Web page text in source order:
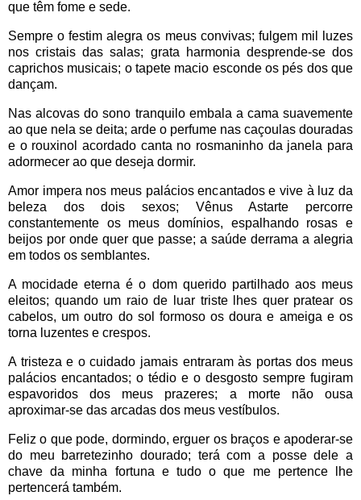
que têm fome e sede.
Sempre o festim alegra os meus convivas; fulgem mil luzes
nos cristais das salas; grata harmonia desprende-se dos
caprichos musicais; o tapete macio esconde os pés dos que
dançam.
Nas alcovas do sono tranquilo embala a cama suavemente
ao que nela se deita; arde o perfume nas caçoulas douradas
e o rouxinol acordado canta no rosmaninho da janela para
adormecer ao que deseja dormir.
Amor impera nos meus palácios encantados e vive à luz da
beleza dos dois sexos; Vênus Astarte percorre
constantemente os meus domínios, espalhando rosas e
beijos por onde quer que passe; a saúde derrama a alegria
em todos os semblantes.
A mocidade eterna é o dom querido partilhado aos meus
eleitos; quando um raio de luar triste lhes quer pratear os
cabelos, um outro do sol formoso os doura e ameiga e os
torna luzentes e crespos.
A tristeza e o cuidado jamais entraram às portas dos meus
palácios encantados; o tédio e o desgosto sempre fugiram
espavoridos dos meus prazeres; a morte não ousa
aproximar-se das arcadas dos meus vestíbulos.
Feliz o que pode, dormindo, erguer os braços e apoderar-se
do meu barretezinho dourado; terá com a posse dele a
chave da minha fortuna e tudo o que me pertence lhe
pertencerá também.